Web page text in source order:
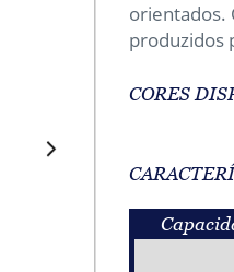
orientados.
produzidos
CORES